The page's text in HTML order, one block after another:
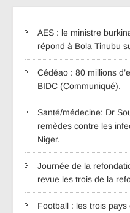
AES : le ministre
répond à Bola Tinubu
Cédéao : 80 millions
BIDC (Communiqué).
Santé/médecine: Dr
remèdes contre les
Niger.
Journée de la
revue les trois de la
Football : les trois pays